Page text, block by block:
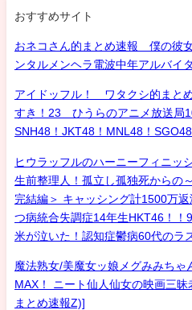
おすすめサイト
おネコさん的まとめ速報 僕の彼
ンタルメンヘラ電波中年アルバイ
アイドッフル！ ワタクシ的まと
すき！23 ひうらのアニメ放送局
SNH48！JKT48！MNL48！
ヒウラッフルのハーニーフィニッ
生前整理人！孤立し孤独死からの
完結編＞ キャッシング計1500万
つ病統合失調症14年生HKT46！！
米が泣いた！認知症鬱病60代のラ
魔法熟女/美魔女ッ娘メグみみちゃ
MAX！ ニート仙人仙女の映画三
まとめ速報Z)]